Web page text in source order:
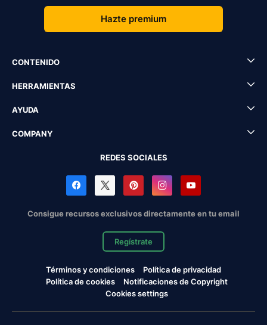
Hazte premium
CONTENIDO
HERRAMIENTAS
AYUDA
COMPANY
REDES SOCIALES
Consigue recursos exclusivos directamente en tu email
Regístrate
Términos y condiciones
Política de privacidad
Política de cookies
Notificaciones de Copyright
Cookies settings